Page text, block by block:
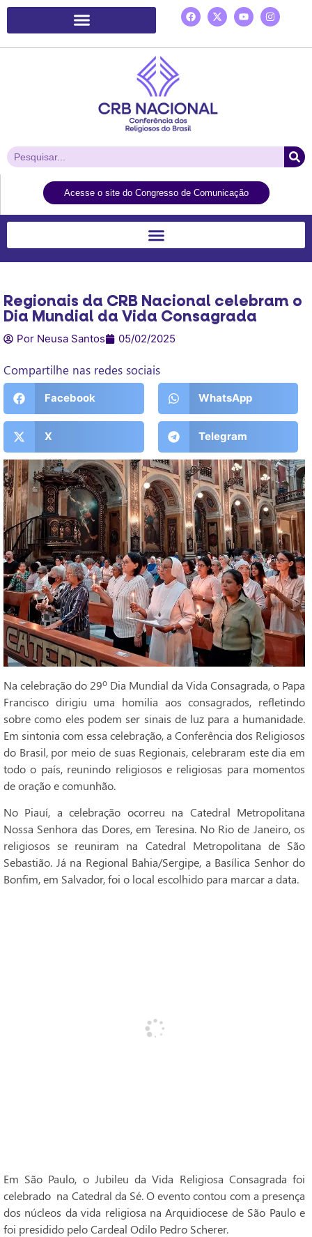
Acesse o site do Congresso de Comunicação
Regionais da CRB Nacional celebram o
Dia Mundial da Vida Consagrada
Por Neusa Santos 05/02/2025
Compartilhe nas redes sociais
Facebook WhatsApp
X Telegram
Na celebração do 29º Dia Mundial da Vida Consagrada, o Papa
Francisco dirigiu uma homilia aos consagrados, refletindo
sobre como eles podem ser sinais de luz para a humanidade.
Em sintonia com essa celebração, a Conferência dos Religiosos
do Brasil, por meio de suas Regionais, celebraram este dia em
todo o país, reunindo religiosos e religiosas para momentos
de oração e comunhão.
No Piauí, a celebração ocorreu na Catedral Metropolitana
Nossa Senhora das Dores, em Teresina. No Rio de Janeiro, os
religiosos se reuniram na Catedral Metropolitana de São
Sebastião. Já na Regional Bahia/Sergipe, a Basílica Senhor do
Bonfim, em Salvador, foi o local escolhido para marcar a data.
Em São Paulo, o Jubileu da Vida Religiosa Consagrada foi
celebrado na Catedral da Sé. O evento contou com a presença
dos núcleos da vida religiosa na Arquidiocese de São Paulo e
foi presidido pelo Cardeal Odilo Pedro Scherer.